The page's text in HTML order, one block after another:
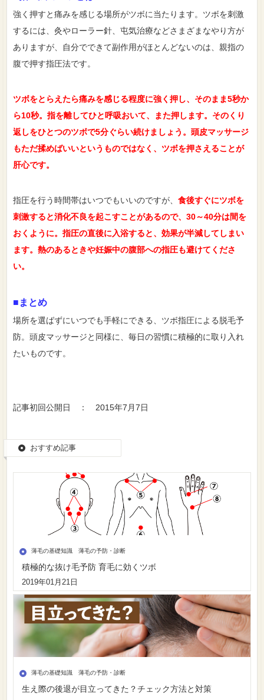
強く押すと痛みを感じる場所がツボに当たります。ツボを刺激
するには、灸やローラー針、屯気治療などさまざまなやり方が
ありますが、自分でできて副作用がほとんどないのは、親指の
腹で押す指圧法です。
ツボをとらえたら痛みを感じる程度に強く押し、そのまま5秒か
ら10秒。指を離してひと呼吸おいて、また押します。そのくり
返しをひとつのツボで5分ぐらい続けましょう。頭皮マッサージ
もただ揉めばいいというものではなく、ツボを押さえることが
肝心です。
指圧を行う時間帯はいつでもいいのですが、食後すぐにツボを
刺激すると消化不良を起こすことがあるので、30～40分は間を
おくように。指圧の直後に入浴すると、効果が半減してしまい
ます。熱のあるときや妊娠中の腹部への指圧も避けてくださ
い。
■まとめ
場所を選ばずにいつでも手軽にできる、ツボ指圧による脱毛予
防。頭皮マッサージと同様に、毎日の習慣に積極的に取り入れ
たいものです。
記事初回公開日 ： 2015年7月7日
おすすめ記事
薄毛の基礎知識 薄毛の予防・診断
積極的な抜け毛予防 育毛に効くツボ
2019年01月21日
薄毛の基礎知識 薄毛の予防・診断
生え際の後退が目立ってきた？チェック方法と対策